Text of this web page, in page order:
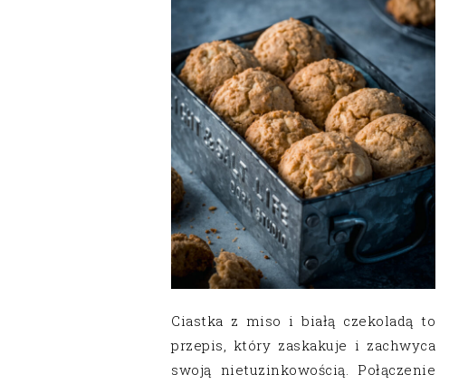
Ciastka z miso i białą czekoladą to
przepis, który zaskakuje i zachwyca
swoją nietuzinkowością. Połączenie